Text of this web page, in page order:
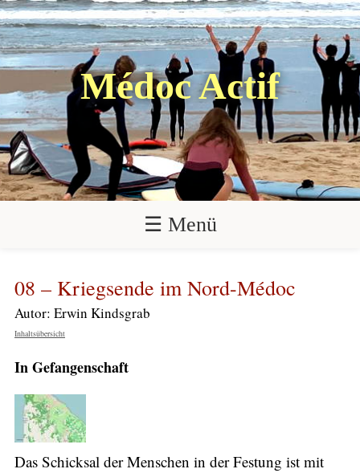
Médoc Actif
☰ Menü
08 – Kriegsende im Nord-Médoc
Autor: Erwin Kindsgrab
Inhaltsübersicht
In Gefangenschaft
Das Schicksal der Menschen in der Festung ist mit